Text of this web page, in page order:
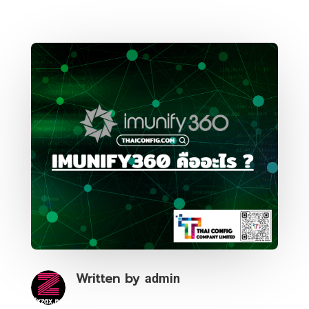
Written by admin